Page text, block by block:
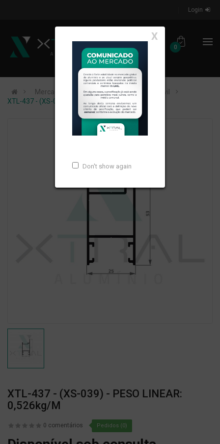
Login
0
X
Don't show again
Mercados de Atuação
Construção Civil
XTL-437 - (XS-039) - PESO LINEAR: 0,526kg/m
XTL-437 - (XS-039) - PESO LINEAR:
0,526kg/m
0 comentários Pedidos (0)